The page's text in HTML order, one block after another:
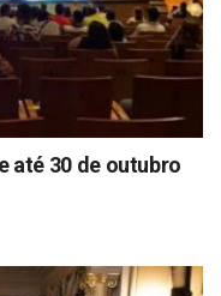
até 30 de outubro